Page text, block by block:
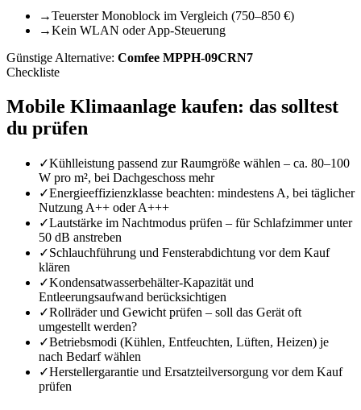
→Teuerster Monoblock im Vergleich (750–850 €)
→Kein WLAN oder App-Steuerung
Günstige Alternative: Comfee MPPH-09CRN7
Checkliste
Mobile Klimaanlage kaufen: das solltest
du prüfen
✓Kühlleistung passend zur Raumgröße wählen – ca. 80–100
W pro m², bei Dachgeschoss mehr
✓Energieeffizienzklasse beachten: mindestens A, bei täglicher
Nutzung A++ oder A+++
✓Lautstärke im Nachtmodus prüfen – für Schlafzimmer unter
50 dB anstreben
✓Schlauchführung und Fensterabdichtung vor dem Kauf
klären
✓Kondensatwasserbehälter-Kapazität und
Entleerungsaufwand berücksichtigen
✓Rollräder und Gewicht prüfen – soll das Gerät oft
umgestellt werden?
✓Betriebsmodi (Kühlen, Entfeuchten, Lüften, Heizen) je
nach Bedarf wählen
✓Herstellergarantie und Ersatzteilversorgung vor dem Kauf
prüfen